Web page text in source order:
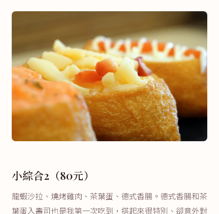
小綜合2（80元）
龍蝦沙拉、燒烤雞肉、茶葉蛋、德式香腸。德式香腸和茶
葉蛋入壽司也是我第一次吃到，搭起來很特別、卻意外對